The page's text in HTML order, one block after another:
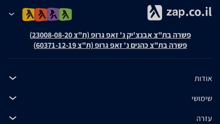
פשרה בת"צ אבנצ'יק נ' זאפ גרופ (ת"צ 23008-08-20)
פשרה בת"צ כהנים נ' זאפ גרופ (ת"צ 60371-12-19)
אודות
שימושי
עזרה